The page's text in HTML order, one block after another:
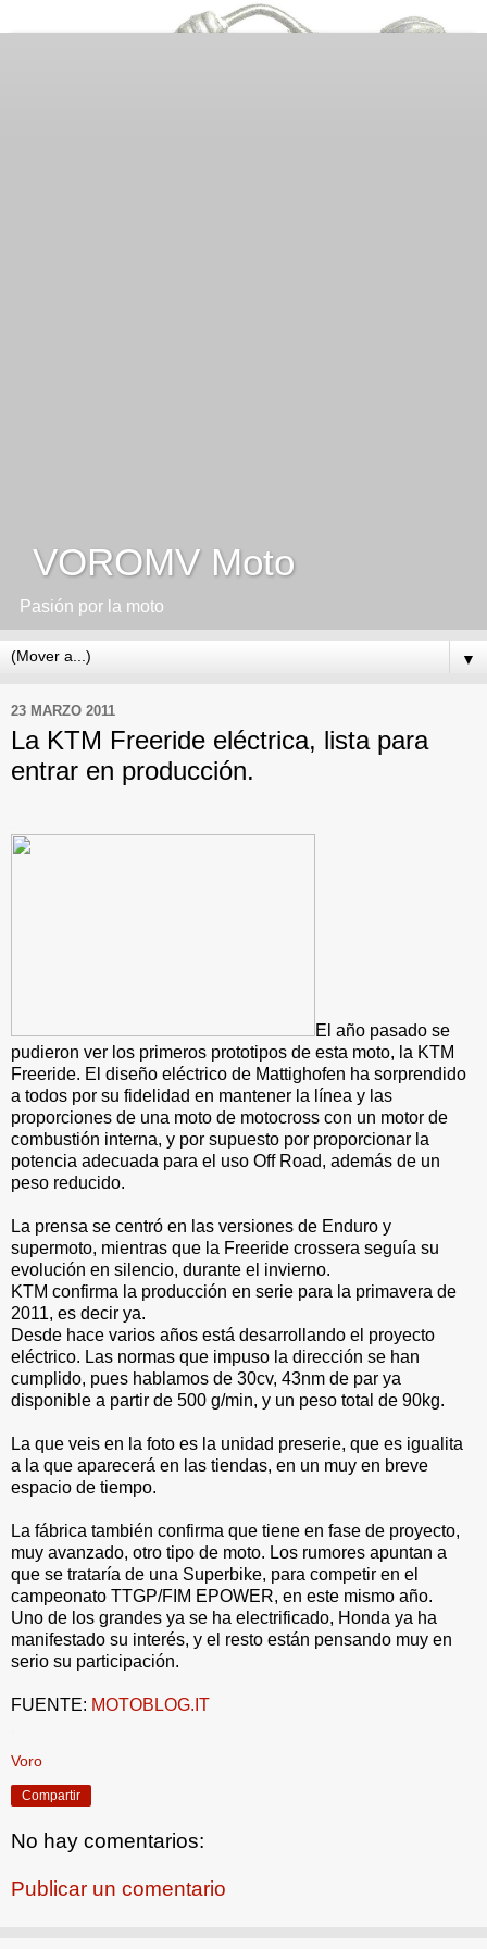
VOROMV Moto
Pasión por la moto
▼
23 MARZO 2011
La KTM Freeride eléctrica, lista para
entrar en producción.
El año pasado se
pudieron ver los primeros prototipos de esta moto, la KTM
Freeride. El diseño eléctrico de Mattighofen ha sorprendido
a todos por su fidelidad en mantener la línea y las
proporciones de una moto de motocross con un motor de
combustión interna, y por supuesto por proporcionar la
potencia adecuada para el uso Off Road, además de un
peso reducido.
La prensa se centró en las versiones de Enduro y
supermoto, mientras que la Freeride crossera seguía su
evolución en silencio, durante el invierno.
KTM confirma la producción en serie para la primavera de
2011, es decir ya.
Desde hace varios años está desarrollando el proyecto
eléctrico. Las normas que impuso la dirección se han
cumplido, pues hablamos de 30cv, 43nm de par ya
disponible a partir de 500 g/min, y un peso total de 90kg.
La que veis en la foto es la unidad preserie, que es igualita
a la que aparecerá en las tiendas, en un muy en breve
espacio de tiempo.
La fábrica también confirma que tiene en fase de proyecto,
muy avanzado, otro tipo de moto. Los rumores apuntan a
que se trataría de una Superbike, para competir en el
campeonato TTGP/FIM EPOWER, en este mismo año.
Uno de los grandes ya se ha electrificado, Honda ya ha
manifestado su interés, y el resto están pensando muy en
serio su participación.
FUENTE: MOTOBLOG.IT
Voro
Compartir
No hay comentarios:
Publicar un comentario